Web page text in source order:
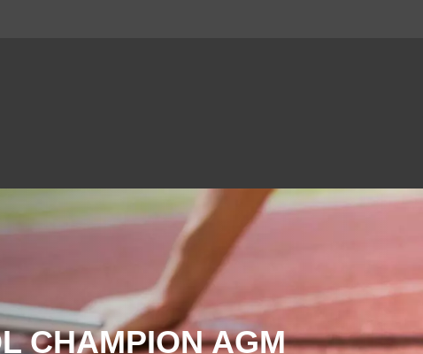
CHAMPION AGM